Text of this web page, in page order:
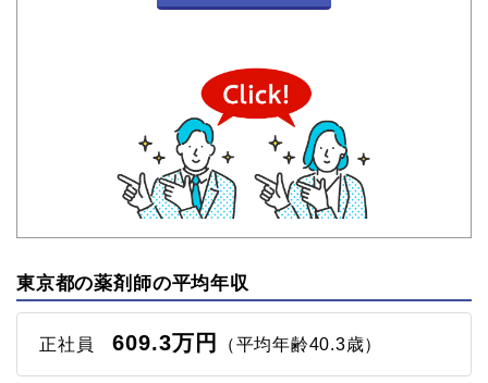
東京都の薬剤師の平均年収
正社員609.3万円 （平均年齢40.3歳）